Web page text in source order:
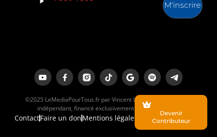
M'inscrire
©2025 LeMediaPourTous.fr par Vincent Lapierre est un média
indépendant, financé exclusivement par ses lecteurs.
ContactFaire un don Mentions légales
Devenir
Contributeur